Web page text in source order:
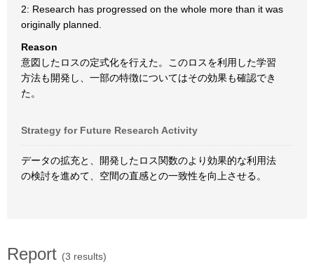
2: Research has progressed on the whole more than it was
originally planned.
Reason
意図したロスの定式化を行えた。このロスを利用した学習
方法も開発し、一部の特徴についてはその効果も確認でき
た。
Strategy for Future Research Activity
データの拡充と、開発したロス関数のより効果的な利用法
の検討を進めて、空間の直感との一致性を向上させる。
Report (3 results)